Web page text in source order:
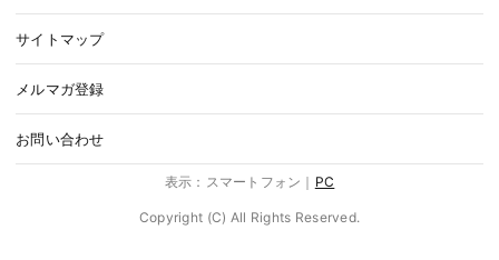
サイトマップ
メルマガ登録
お問い合わせ
表示：スマートフォン｜ PC
Copyright (C) All Rights Reserved.